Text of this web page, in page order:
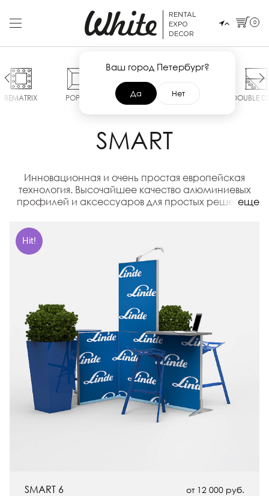
RENTAL
EXPO
DECOR
Ваш город Петербург?
Да Нет
0
BEMATRIX POP UP SMART MAXIMA DOUBLE
SMART
еще
Инновационная и очень простая европейская
технология. Высочайшее качество алюминиевых
профилей и аксессуаров для простых решений
Hit!
от 12 000 руб.
SMART 6